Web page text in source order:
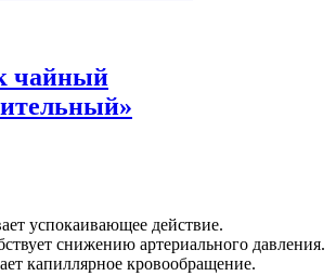
чайный
успокаивающее действие.
снижению артериального давления.
капиллярное кровообращение.